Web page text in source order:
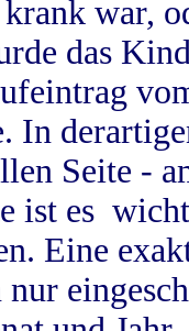
war,
das
In
Seite -
ist es
Eine
nur